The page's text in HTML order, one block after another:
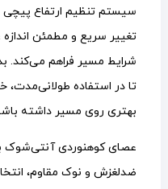
تغییر سریع و مطمئن اندازه
شرایط مسیر فراهم می‌کند.
تا در استفاده
بهتری روی مسیر داشته
عصای کوهنوردی آنتی‌شوک
ضدلغزش و نوک مقاوم،